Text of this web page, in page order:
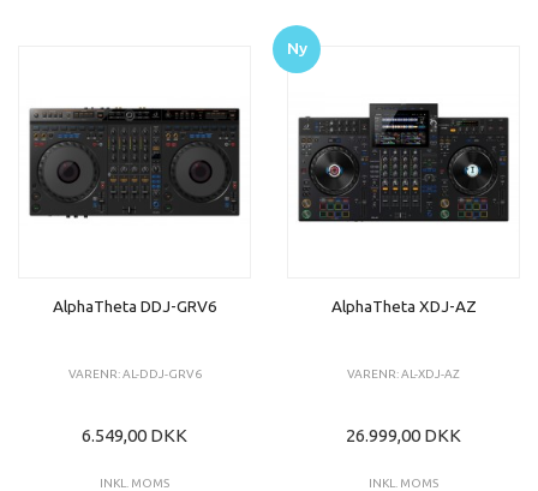
AlphaTheta DDJ-GRV6
VARENR: AL-DDJ-GRV6
6.549,00 DKK
INKL. MOMS
AlphaTheta XDJ-AZ
VARENR: AL-XDJ-AZ
26.999,00 DKK
INKL. MOMS
Ny